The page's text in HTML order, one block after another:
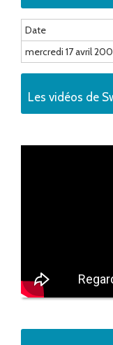
Date
mercredi 17 avril
Les vidéos de